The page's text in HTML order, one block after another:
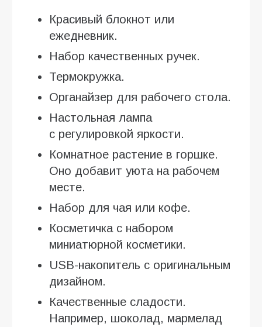
Красивый блокнот или
ежедневник.
Набор качественных ручек.
Термокружка.
Органайзер для рабочего стола.
Настольная лампа
с регулировкой яркости.
Комнатное растение в горшке.
Оно добавит уюта на рабочем
месте.
Набор для чая или кофе.
Косметичка с набором
миниатюрной косметики.
USB-накопитель с оригинальным
дизайном.
Качественные сладости.
Например, шоколад, мармелад